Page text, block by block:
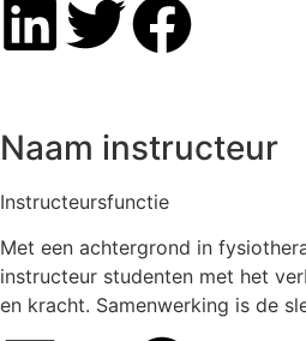
Naam instructeur
Instructeursfunctie
Met een achtergrond in
instructeur studenten met het
en kracht. Samenwerking is de